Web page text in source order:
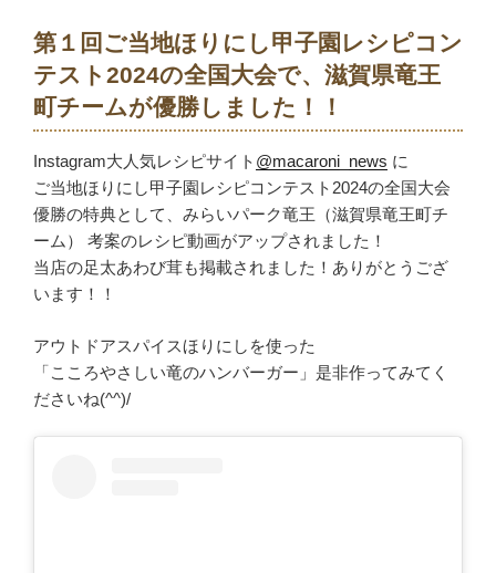
第１回ご当地ほりにし甲子園レシピコン
テスト2024の全国大会で、滋賀県竜王
町チームが優勝しました！！
Instagram大人気レシピサイト @macaroni_news に
ご当地ほりにし甲子園レシピコンテスト2024の全国大会
優勝の特典として、みらいパーク竜王（滋賀県竜王町チ
ーム） 考案のレシピ動画がアップされました！
当店の足太あわび茸も掲載されました！ありがとうござ
います！！
アウトドアスパイスほりにしを使った
「こころやさしい竜のハンバーガー」是非作ってみてく
ださいね(^^)/